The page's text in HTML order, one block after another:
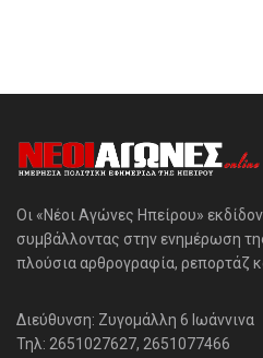
Οι «Νέοι Αγώνες Ηπείρου»
συμβάλλοντας στην ενημέρωση
πλούσια αρθρογραφία, ρεπορτάζ
Διεύθυνση: Ζυγομάλλη 6 Ιωάννινα
Τηλ: 2651027627, 2651077466